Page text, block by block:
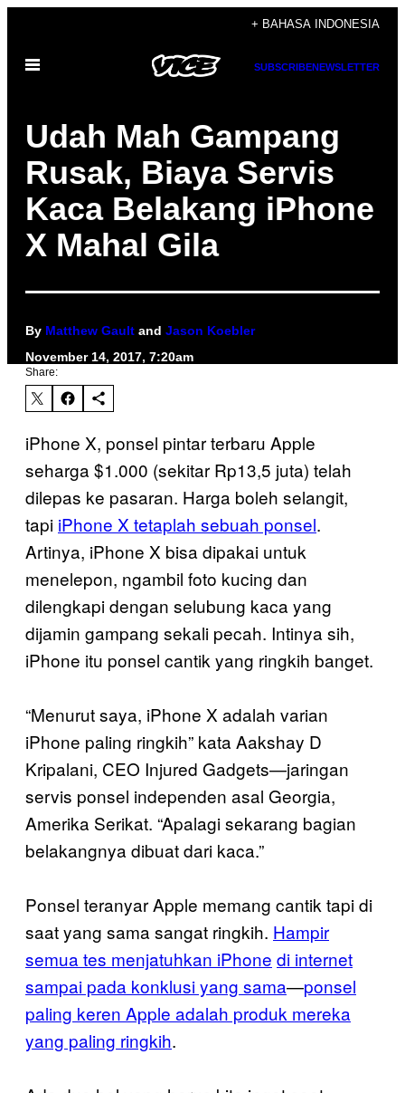
content
+ BAHASA INDONESIA
Open
SUBSCRIBENEWSLETTER
Udah Mah Gampang
Rusak, Biaya Servis
Kaca Belakang iPhone
X Mahal Gila
By Matthew Gault and Jason Koebler
November 14, 2017, 7:20am
Share:
iPhone X, ponsel pintar terbaru Apple
seharga $1.000 (sekitar Rp13,5 juta) telah
dilepas ke pasaran. Harga boleh selangit,
tapi iPhone X tetaplah sebuah ponsel.
Artinya, iPhone X bisa dipakai untuk
menelepon, ngambil foto kucing dan
dilengkapi dengan selubung kaca yang
dijamin gampang sekali pecah. Intinya sih,
iPhone itu ponsel cantik yang ringkih banget.
“Menurut saya, iPhone X adalah varian
iPhone paling ringkih” kata Aakshay D
Kripalani, CEO Injured Gadgets—jaringan
servis ponsel independen asal Georgia,
Amerika Serikat. “Apalagi sekarang bagian
belakangnya dibuat dari kaca.”
Ponsel teranyar Apple memang cantik tapi di
saat yang sama sangat ringkih. Hampir
semua tes menjatuhkan iPhone di internet
sampai pada konklusi yang sama—ponsel
paling keren Apple adalah produk mereka
yang paling ringkih.